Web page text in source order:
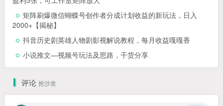
矩阵刷爆微信蝴蝶号创作者分成计划收益的新玩法，日入
2000+【揭秘】
抖音历史剧英雄人物剧影视解说教程，每月收益嘎嘎香
小说推文—视频号玩法及思路，干货分享
评论 抢沙发